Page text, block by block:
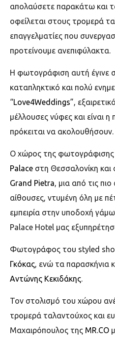
απολαύσετε παρακάτω και
οφείλεται στους τρομερά
επαγγελματίες που
προτείνουμε ανεπιφύλακτα.
Η φωτογράφιση αυτή έγινε
καταπληκτικό και πολύ
“Love4Weddings”,
μέλλουσες νύφες και είναι
πρόκειται να ακολουθήσουν.
Ο χώρος της φωτογράφισης
Palace στη Θεσσαλονίκη και
Grand Pietra, μια από τις
αίθουσες, ντυμένη όλη με
εμπειρία στην υποδοχή
Palace Hotel μας
Φωτογράφος του styled
Γκόκας, ενώ τα παρασκήνια
Αντώνης Κεκιδάκης.
Τον στολισμό του χώρου
τρομερά ταλαντούχος και
Μαχαιρόπουλος της MR.CO